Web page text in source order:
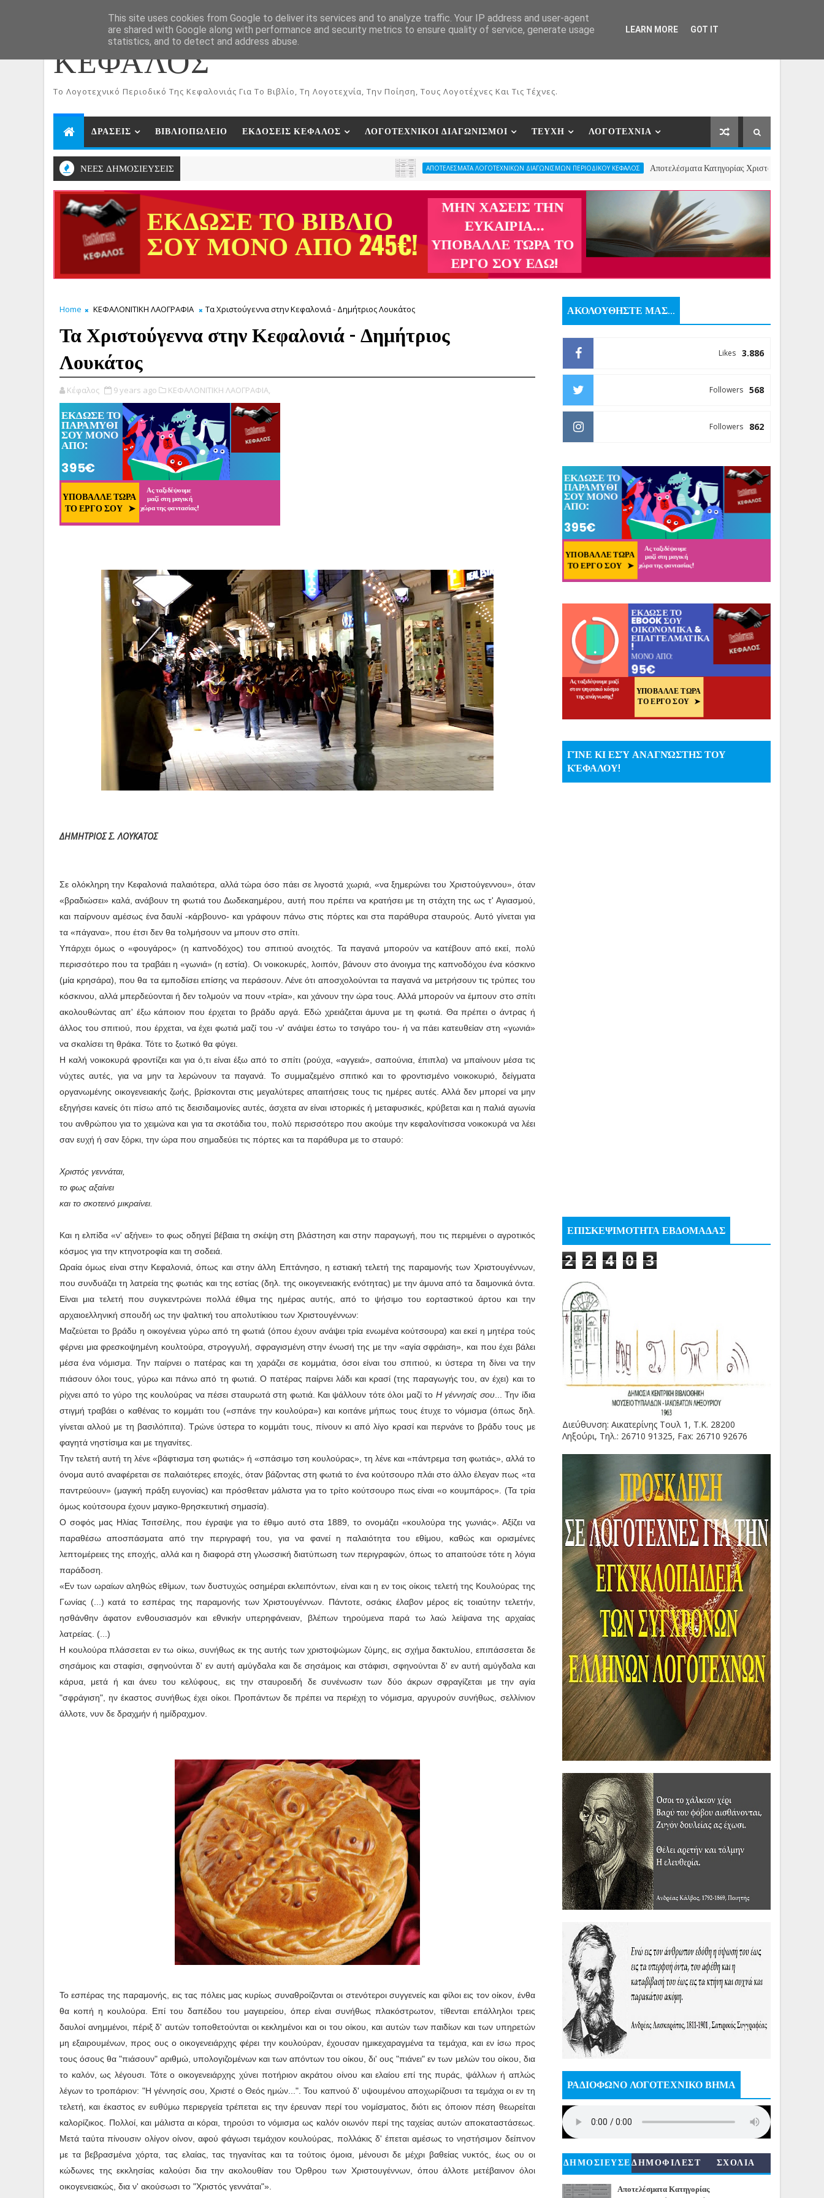
ΑΡΧΙΚΗ ΕΚΔΟΣΕΙΣ ΒΙΒΛΙΩΝ ΗΛΕΚΤΡΟΝΙΚΟ ΒΙΒΛΙΟΠΩΛΕΙΟ ΣΥΝΕΡΓΑΤΕΣ
ΚΕΦΑΛΟΣ
To Λογοτεχνικό Περιοδικό Της Κεφαλονιάς Για Το Βιβλίο, Τη Λογοτεχνία, Την Ποίηση, Τους Λογοτέχνες Και Τις Τέχνες.
ΔΡΑΣΕΙΣ ΒΙΒΛΙΟΠΩΛΕΙΟ ΕΚΔΟΣΕΙΣ ΚΕΦΑΛΟΣ ΛΟΓΟΤΕΧΝΙΚΟΙ ΔΙΑΓΩΝΙΣΜΟΙ ΤΕΥΧΗ ΛΟΓΟΤΕΧΝΙΑ
ΝΕΕΣ ΔΗΜΟΣΙΕΥΣΕΙΣ ΑΠΟΤΕΛΕΣΜΑΤΑ ΛΟΓΟΤΕΧΝΙΚΩΝ ΔΙΑΓΩΝΙΣΜΩΝ ΠΕΡΙΟΔΙΚΟΥ ΚΕΦΑΛΟΣ Αποτελέσματα Κατηγορίας Χριστουγεννιάτικου Ποιήματος-
Home ΚΕΦΑΛΟΝΙΤΙΚΗ ΛΑΟΓΡΑΦΙΑ Τα Χριστούγεννα στην Κεφαλονιά - Δημήτριος Λουκάτος
Τα Χριστούγεννα στην Κεφαλονιά - Δημήτριος
Λουκάτος
Κέφαλος 9 years ago ΚΕΦΑΛΟΝΙΤΙΚΗ ΛΑΟΓΡΑΦΙΑ,
ΔΗΜΗΤΡΙΟΣ Σ. ΛΟΥΚΑΤΟΣ
Σε ολόκληρη την Κεφαλονιά παλαιότερα, αλλά τώρα όσο πάει σε λιγοστά χωριά, «να ξημερώνει του Χριστούγεννου», όταν
«βραδιώσει» καλά, ανάβουν τη φωτιά του Δωδεκαημέρου, αυτή που πρέπει να κρατήσει με τη στάχτη της ως τ' Αγιασμού,
και παίρνουν αμέσως ένα δαυλί -κάρβουνο- και γράφουν πάνω στις πόρτες και στα παράθυρα σταυρούς. Αυτό γίνεται για
τα «πάγανα», που έτσι δεν θα τολμήσουν να μπουν στο σπίτι.
Υπάρχει όμως ο «φουγάρος» (η καπνοδόχος) του σπιτιού ανοιχτός. Τα παγανά μπορούν να κατέβουν από εκεί, πολύ
περισσότερο που τα τραβάει η «γωνιά» (η εστία). Οι νοικοκυρές, λοιπόν, βάνουν στο άνοιγμα της καπνοδόχου ένα κόσκινο
(μία κρησάρα), που θα τα εμποδίσει επίσης να περάσουν. Λένε ότι αποσχολούνται τα παγανά να μετρήσουν τις τρύπες του
κόσκινου, αλλά μπερδεύονται ή δεν τολμούν να πουν «τρία», και χάνουν την ώρα τους. Αλλά μπορούν να έμπουν στο σπίτι
ακολουθώντας απ' έξω κάποιον που έρχεται το βράδυ αργά. Εδώ χρειάζεται άμυνα με τη φωτιά. Θα πρέπει ο άντρας ή
άλλος του σπιτιού, που έρχεται, να έχει φωτιά μαζί του -ν' ανάψει έστω το τσιγάρο του- ή να πάει κατευθείαν στη «γωνιά»
να σκαλίσει τη θράκα. Τότε το ξωτικό θα φύγει.
Η καλή νοικοκυρά φροντίζει και για ό,τι είναι έξω από το σπίτι (ρούχα, «αγγειά», σαπούνια, έπιπλα) να μπαίνουν μέσα τις
νύχτες αυτές, για να μην τα λερώνουν τα παγανά. Το συμμαζεμένο σπιτικό και το φροντισμένο νοικοκυριό, δείγματα
οργανωμένης οικογενειακής ζωής, βρίσκονται στις μεγαλύτερες απαιτήσεις τους τις ημέρες αυτές. Αλλά δεν μπορεί να μην
εξηγήσει κανείς ότι πίσω από τις δεισιδαιμονίες αυτές, άσχετα αν είναι ιστορικές ή μεταφυσικές, κρύβεται και η παλιά αγωνία
του ανθρώπου για το χειμώνα και για τα σκοτάδια του, πολύ περισσότερο που ακούμε την κεφαλονίτισσα νοικοκυρά να λέει
σαν ευχή ή σαν ξόρκι, την ώρα που σημαδεύει τις πόρτες και τα παράθυρα με το σταυρό:
Χριστός γεννάται,
το φως αξαίνει
και το σκοτεινό μικραίνει.
Και η ελπίδα «ν' αξήνει» το φως οδηγεί βέβαια τη σκέψη στη βλάστηση και στην παραγωγή, που τις περιμένει ο αγροτικός
κόσμος για την κτηνοτροφία και τη σοδειά.
Ωραία όμως είναι στην Κεφαλονιά, όπως και στην άλλη Επτάνησο, η εστιακή τελετή της παραμονής των Χριστουγέννων,
που συνδυάζει τη λατρεία της φωτιάς και της εστίας (δηλ. της οικογενειακής ενότητας) με την άμυνα από τα δαιμονικά όντα.
Είναι μια τελετή που συγκεντρώνει πολλά έθιμα της ημέρας αυτής, από το ψήσιμο του εορταστικού άρτου και την
αρχαιοελληνική σπουδή ως την ψαλτική του απολυτίκιου των Χριστουγέννων:
Μαζεύεται το βράδυ η οικογένεια γύρω από τη φωτιά (όπου έχουν ανάψει τρία ενωμένα κούτσουρα) και εκεί η μητέρα τούς
φέρνει μια φρεσκοψημένη κουλτούρα, στρογγυλή, σφραγισμένη στην ένωσή της με την «αγία σφράιση», και που έχει βάλει
μέσα ένα νόμισμα. Την παίρνει ο πατέρας και τη χαράζει σε κομμάτια, όσοι είναι του σπιτιού, κι ύστερα τη δίνει να την
πιάσουν όλοι τους, γύρω και πάνω από τη φωτιά. Ο πατέρας παίρνει λάδι και κρασί (της παραγωγής του, αν έχει) και το
ρίχνει από το γύρο της κουλούρας να πέσει σταυρωτά στη φωτιά. Και ψάλλουν τότε όλοι μαζί το Η γέννησίς σου... Την ίδια
στιγμή τραβάει ο καθένας το κομμάτι του («σπάνε την κουλούρα») και κοιτάνε μήπως τους έτυχε το νόμισμα (όπως δηλ.
γίνεται αλλού με τη βασιλόπιτα). Τρώνε ύστερα το κομμάτι τους, πίνουν κι από λίγο κρασί και περνάνε το βράδυ τους με
φαγητά νηστίσιμα και με τηγανίτες.
Την τελετή αυτή τη λένε «βάφτισμα τση φωτιάς» ή «σπάσιμο τση κουλούρας», τη λένε και «πάντρεμα τση φωτιάς», αλλά το
όνομα αυτό αναφέρεται σε παλαιότερες εποχές, όταν βάζοντας στη φωτιά το ένα κούτσουρο πλάι στο άλλο έλεγαν πως «τα
παντρεύουν» (μαγική πράξη ευγονίας) και πρόσθεταν μάλιστα για το τρίτο κούτσουρο πως είναι «ο κουμπάρος». (Τα τρία
όμως κούτσουρα έχουν μαγικο-θρησκευτική σημασία).
Ο σοφός μας Ηλίας Τσιτσέλης, που έγραψε για το έθιμο αυτό στα 1889, το ονομάζει «κουλούρα της γωνιάς». Αξίζει να
παραθέσω αποσπάσματα από την περιγραφή του, για να φανεί η παλαιότητα του εθίμου, καθώς και ορισμένες
λεπτομέρειες της εποχής, αλλά και η διαφορά στη γλωσσική διατύπωση των περιγραφών, όπως το απαιτούσε τότε η λόγια
παράδοση.
«Εν των ωραίων αληθώς εθίμων, των δυστυχώς οσημέραι εκλειπόντων, είναι και η εν τοις οίκοις τελετή της Κουλούρας της
Γωνίας (...) κατά το εσπέρας της παραμονής των Χριστουγέννων. Πάντοτε, οσάκις έλαβον μέρος είς τοιαύτην τελετήν,
ησθάνθην άφατον ενθουσιασμόν και εθνικήν υπερηφάνειαν, βλέπων τηρούμενα παρά τω λαώ λείψανα της αρχαίας
λατρείας. (...)
Η κουλούρα πλάσσεται εν τω οίκω, συνήθως εκ της αυτής των χριστοψώμων ζύμης, εις σχήμα δακτυλίου, επιπάσσεται δε
σησάμοις και σταφίσι, σφηνούνται δ' εν αυτή αμύγδαλα και δε σησάμοις και στάφισι, σφηνούνται δ' εν αυτή αμύγδαλα και
κάρυα, μετά ή και άνευ του κελύφους, εις την σταυροειδή δε συνένωσιν των δύο άκρων σφραγίζεται με την αγία
"σφράγιση", ην έκαστος συνήθως έχει οίκοι. Προπάντων δε πρέπει να περιέχη το νόμισμα, αργυρούν συνήθως, σελλίνιον
άλλοτε, νυν δε δραχμήν ή ημίδραχμον.
Το εσπέρας της παραμονής, εις τας πόλεις μας κυρίως συναθροίζονται οι στενότεροι συγγενείς και φίλοι εις τον οίκον, ένθα
θα κοπή η κουλούρα. Επί του δαπέδου του μαγειρείου, όπερ είναι συνήθως πλακόστρωτον, τίθενται επάλληλοι τρεις
δαυλοί ανημμένοι, πέριξ δ' αυτών τοποθετούνται οι κεκλημένοι και οι του οίκου, και αυτών των παιδίων και των υπηρετών
μη εξαιρουμένων, προς ους ο οικογενειάρχης φέρει την κουλούραν, έχουσαν ημικεχαραγμένα τα τεμάχια, και εν ίσω προς
τους όσους θα "πιάσουν" αριθμώ, υπολογιζομένων και των απόντων του οίκου, δι' ους "πιάνει" εν των μελών του οίκου, δια
το καλόν, ως λέγουσι. Τότε ο οικογενειάρχης χύνει ποτήριον ακράτου οίνου και ελαίου επί της πυράς, ψάλλων ή απλώς
λέγων το τροπάριον: "Η γέννησίς σου, Χριστέ ο Θεός ημών...". Του καπνού δ' υψουμένου αποχωρίζουσι τα τεμάχια οι εν τη
τελετή, και έκαστος εν ευθύμω περιεργεία τρέπεται εις την έρευναν περί του νομίσματος, διότι εις όποιον πέση θεωρείται
καλορίζικος. Πολλοί, και μάλιστα αι κόραι, τηρούσι το νόμισμα ως καλόν οιωνόν περί της ταχείας αυτών αποκαταστάσεως.
Μετά ταύτα πίνουσιν ολίγον οίνον, αφού φάγωσι τεμάχιον κουλούρας, πολλάκις δ' έπεται αμέσως το νηστήσιμον δείπνον
με τα βεβρασμένα χόρτα, τας ελαίας, τας τηγανίτας και τα τούτοις όμοια, μένουσι δε μέχρι βαθείας νυκτός, έως ου οι
κώδωνες της εκκλησίας καλούσι δια την ακολουθίαν του Όρθρου των Χριστουγέννων, όπου άλλοτε μετέβαινον όλοι
οικογενειακώς, δια ν' ακούσωσι το "Χριστός γεννάται"».
ΑΚΟΛΟΥΘΗΣΤΕ ΜΑΣ...
3.886
Likes
568
Followers
862
Followers
ΓΊΝΕ ΚΙ ΕΣΎ ΑΝΑΓΝΏΣΤΗΣ ΤΟΥ
ΚΈΦΑΛΟΥ!
ΕΠΙΣΚΕΨΙΜΟΤΗΤΑ ΕΒΔΟΜΑΔΑΣ
2 2 4 0 3
Διεύθυνση: Αικατερίνης Τουλ 1, Τ.Κ. 28200
Ληξούρι, Τηλ.: 26710 91325, Fax: 26710 92676
ΡΑΔΙΟΦΩΝΟ ΛΟΓΟΤΕΧΝΙΚΟ ΒΗΜΑ
ΔΗΜΟΣΙΕΥΣΕ
ΙΣ
ΔΗΜΟΦΙΛΕΣΤ
ΣΧΟΛΙΑ
Αποτελέσματα Κατηγορίας
This site uses cookies from Google to deliver its services and to analyze traffic. Your IP address and user-agent
are shared with Google along with performance and security metrics to ensure quality of service, generate usage
statistics, and to detect and address abuse.
LEARN MORE GOT IT